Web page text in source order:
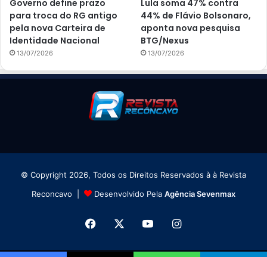
Governo define prazo
para troca do RG antigo
pela nova Carteira de
Identidade Nacional
13/07/2026
Lula soma 47% contra
44% de Flávio Bolsonaro,
aponta nova pesquisa
BTG/Nexus
13/07/2026
© Copyright 2026, Todos os Direitos Reservados à à Revista
Reconcavo |
Desenvolvido Pela Agência Sevenmax
Facebook YouTubeInstagram